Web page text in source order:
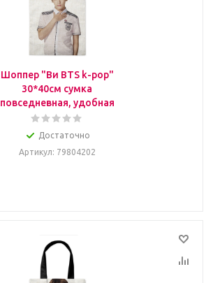
Шоппер "Ви BTS k-pop"
30*40см сумка
повседневная, удобная
Достаточно
Артикул: 79804202